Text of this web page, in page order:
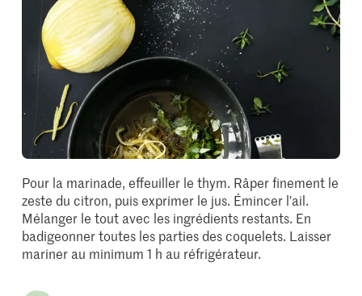
Pour la marinade, effeuiller le thym. Râper finement le
zeste du citron, puis exprimer le jus. Émincer l'ail.
Mélanger le tout avec les ingrédients restants. En
badigeonner toutes les parties des coquelets. Laisser
mariner au minimum 1 h au réfrigérateur.